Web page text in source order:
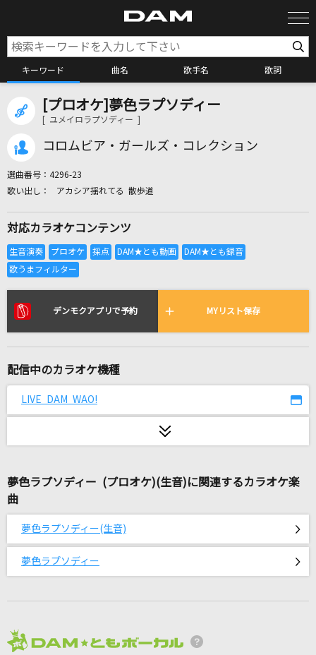
キーワード 曲名 歌手名 歌詞
カラオケ検索
全国りれき
リアルタイムで歌われている曲の一覧
好きすぎて滅！
シングルベッド
シャ乱Q
DECO*27
Break It
安室奈美恵
MISCAST
hide
[生音]あふれる涙が伝うとき
[プロオケ]夢色ラプソディー
[ ユメイロラプソディー ]
コロムビア・ガールズ・コレクション
選曲番号： 4296-23
アカシア揺れてる 散歩道
対応カラオケコンテンツ
デンモクアプリで予約 MYリスト保存
配信中のカラオケ機種
LIVE DAM WAO!
夢色ラプソディー (プロオケ)(生音)に関連するカラオケ楽
曲
夢色ラプソディー(生音)
夢色ラプソディー